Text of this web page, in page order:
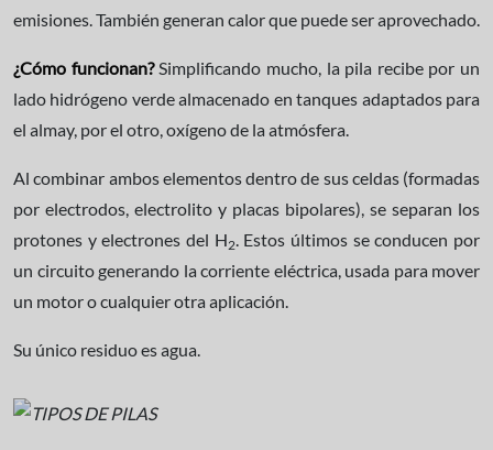
emisiones. También generan calor que puede ser aprovechado.
¿Cómo funcionan?Simplificando mucho, la pila recibe por un
lado hidrógeno verde almacenado en tanques adaptados para
el almay, por el otro, oxígeno de la atmósfera.
Al combinar ambos elementos dentro de sus celdas (formadas
por electrodos, electrolito y placas bipolares), se separan los
protones y electrones del H2. Estos últimos se conducen por
un circuito generando la corriente eléctrica, usada para mover
un motor o cualquier otra aplicación.
Su único residuo es agua.